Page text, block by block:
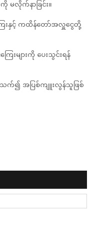
မလိုက်နာခြင်း။
ေးနှင့် ကထိန်တော်အလှူငွေတို့
းများကို ပေးသွင်းရန်
သက်၍ အပြစ်ကျူးလွန်သူဖြစ်